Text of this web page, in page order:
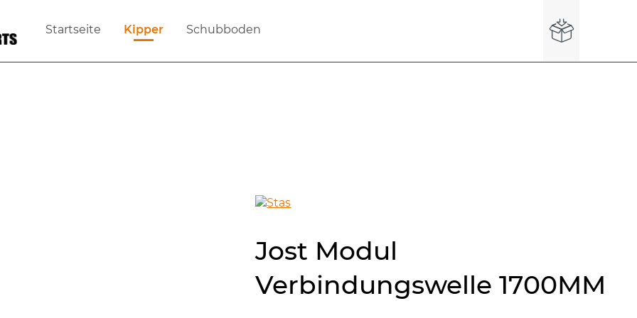
Startseite
Kipper Schubboden
Jost Modul
Verbindungswelle 1700MM